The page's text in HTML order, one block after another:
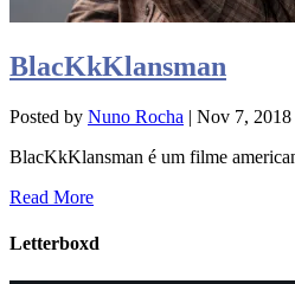
BlacKkKlansman
Posted by Nuno Rocha | Nov 7, 2018
BlacKkKlansman é um filme
Read More
Letterboxd